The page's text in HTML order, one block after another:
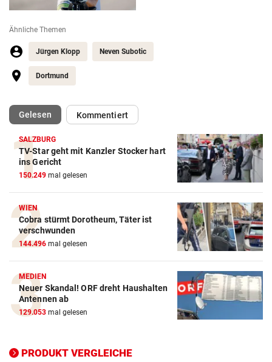
Ähnliche Themen
Jürgen Klopp Neven Subotic
Dortmund
Gelesen(ausgewählt)Kommentiert
SALZBURG
TV-Star geht mit Kanzler Stocker hart
ins Gericht
150.249 mal gelesen
WIEN
Cobra stürmt Dorotheum, Täter ist
verschwunden
144.496 mal gelesen
MEDIEN
Neuer Skandal! ORF dreht Haushalten
Antennen ab
129.053 mal gelesen
PRODUKT VERGLEICHE
ZUM VERGLEICH
Crosstrainer Vergleich
ZUM VERGLEICH
ZUM VERGLEICH